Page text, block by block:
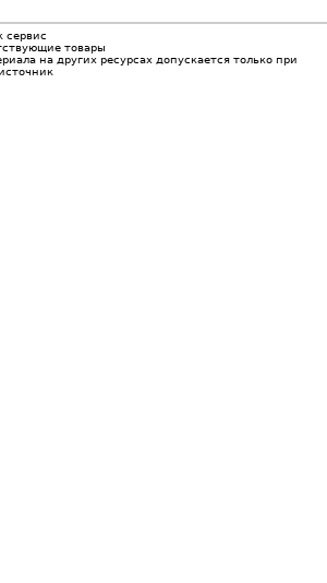
товары
на других ресурсах допускается только при